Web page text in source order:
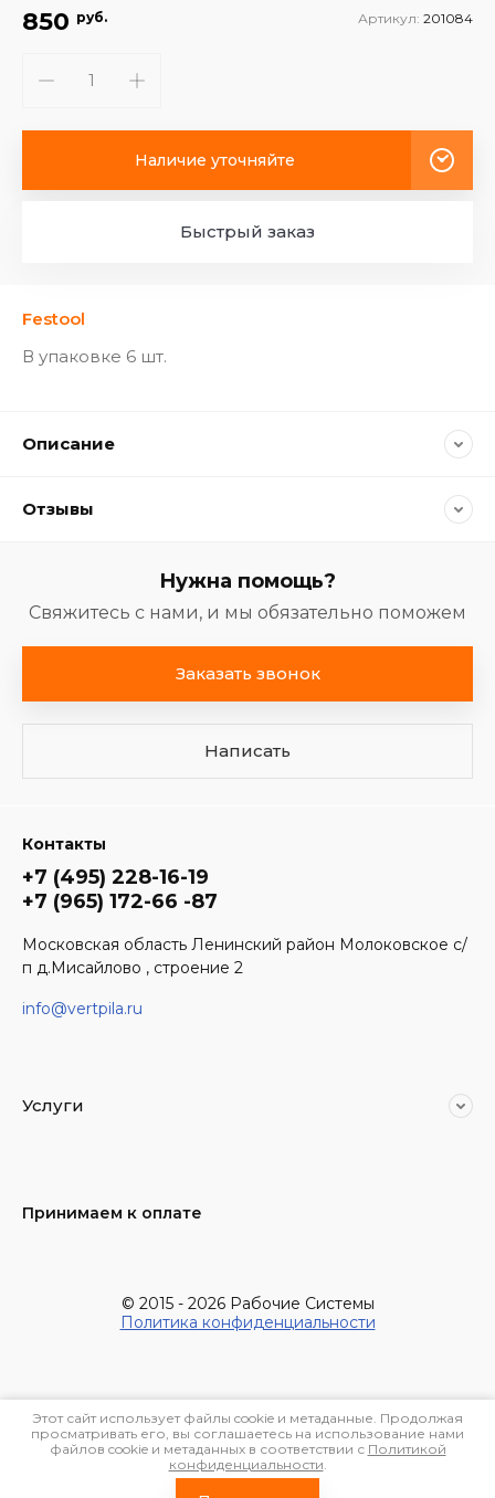
Этот сайт использует файлы cookie и метаданные. Продолжая
просматривать его, вы соглашаетесь на использование нами
файлов cookie и метаданных в соответствии с Политикой
конфиденциальности.
Festool
В упаковке 6 шт.
850 руб. Артикул: 201084
Наличие уточняйте
Быстрый заказ
Описание
Отзывы
Нужна помощь?
Свяжитесь с нами, и мы обязательно поможем
Заказать звонок
Написать
Контакты
+7 (495) 228-16-19
+7 (965) 172-66 -87
Московская область Ленинский район Молоковское с/
п д.Мисайлово , строение 2
info@vertpila.ru
Услуги
Принимаем к оплате
© 2015 - 2026 Рабочие Системы
Политика конфиденциальности
Megagroup.ru